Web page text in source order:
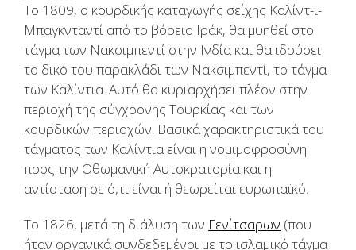
Το 1809, ο κουρδικής καταγωγής σεΐχης Καλίντ-ι-
Μπαγκνταντί από το βόρειο Ιράκ, θα μυηθεί στο
τάγμα των Νακσιμπεντί στην Ινδία και θα ιδρύσει
το δικό του παρακλάδι των Νακσιμπεντί, το τάγμα
των Καλίντια. Αυτό θα κυριαρχήσει πλέον στην
περιοχή της σύγχρονης Τουρκίας και των
κουρδικών περιοχών. Βασικά χαρακτηριστικά του
τάγματος των Καλίντια είναι η νομιμοφροσύνη
προς την Οθωμανική Αυτοκρατορία και η
αντίσταση σε ό,τι είναι ή θεωρείται ευρωπαϊκό.
Το 1826, μετά τη διάλυση των Γενίτσαρων (που
ήταν οργανικά συνδεδεμένοι με το ισλαμικό τάγμα